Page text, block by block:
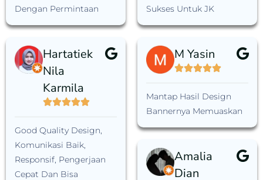
Dengan Permintaan
Sukses Untuk JK
Hartatiek
Nila
Karmila
Good Quality Design,
Komunikasi Baik,
Responsif, Pengerjaan
Cepat Dan Bisa
M Yasin
Mantap Hasil Design
Bannernya Memuaskan
Amalia
Dian